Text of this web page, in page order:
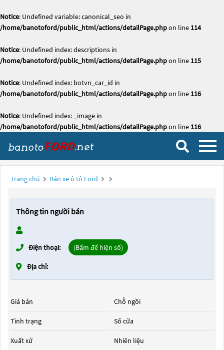
Notice: Undefined variable: canonical_seo in
/home/banotoford/public_html/actions/detailPage.phpon line 114
Notice: Undefined index: descriptions in
/home/banotoford/public_html/actions/detailPage.phpon line 115
Notice: Undefined index: botvn_car_id in
/home/banotoford/public_html/actions/detailPage.phpon line 116
Notice: Undefined index: _image in
/home/banotoford/public_html/actions/detailPage.phpon line 116
Trang chủ Bán xe ô tô Ford
Thông tin người bán
Điện thoại: (Bấm để hiện số)
Địa chỉ:
Giá bán
Tình trạng
Xuất xứ
Chỗ ngồi
Số cửa
Nhiên liệu